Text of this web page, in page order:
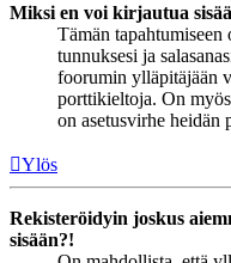
Miksi en voi kirjautua
Tämän tapahtumiseen
tunnuksesi ja
foorumin ylläpitäjään
porttikieltoja. On
on asetusvirhe heidän
Ylös
Rekisteröidyin joskus
sisään?!